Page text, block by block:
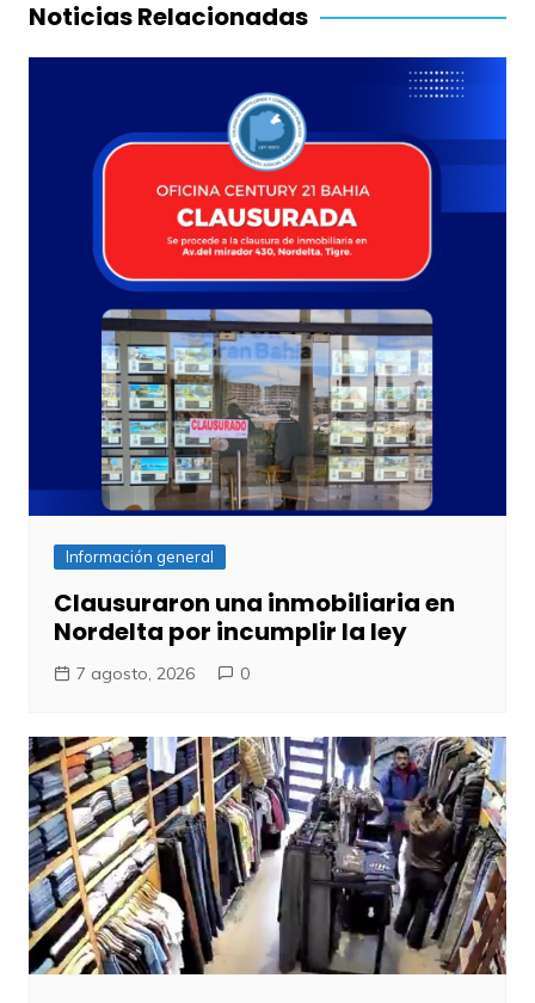
Noticias Relacionadas
Información general
Clausuraron una inmobiliaria en
Nordelta por incumplir la ley
7 agosto, 2026 0